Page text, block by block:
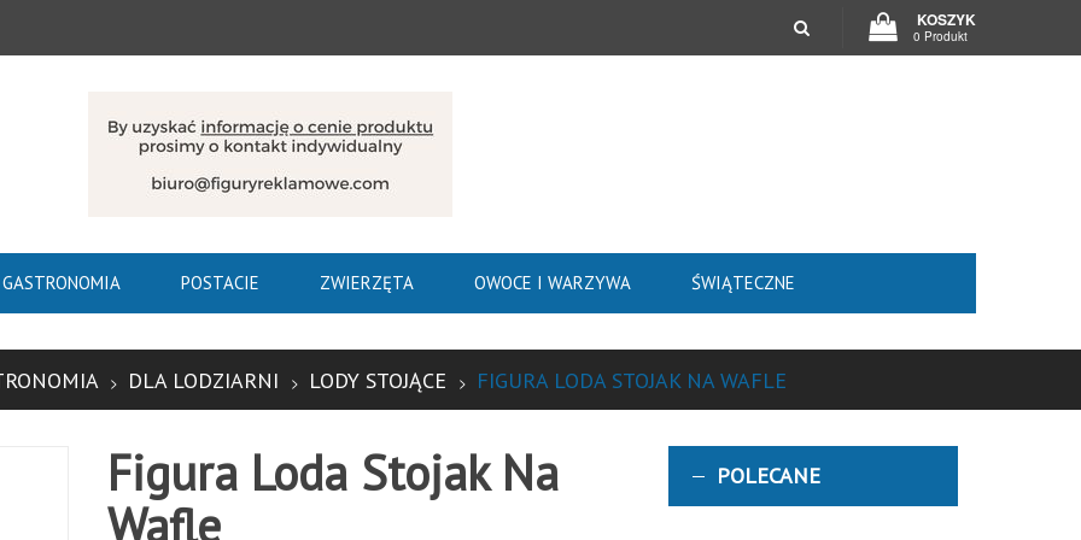
KOSZYK
0 Produkt
GASTRONOMIA POSTACIE ZWIERZĘTA OWOCE I WARZYWA ŚWIĄTECZNE
DLA LODZIARNI LODY STOJĄCE FIGURA LODA STOJAK NA WAFLE
Figura Loda Stojak Na
Wafle
POLECANE